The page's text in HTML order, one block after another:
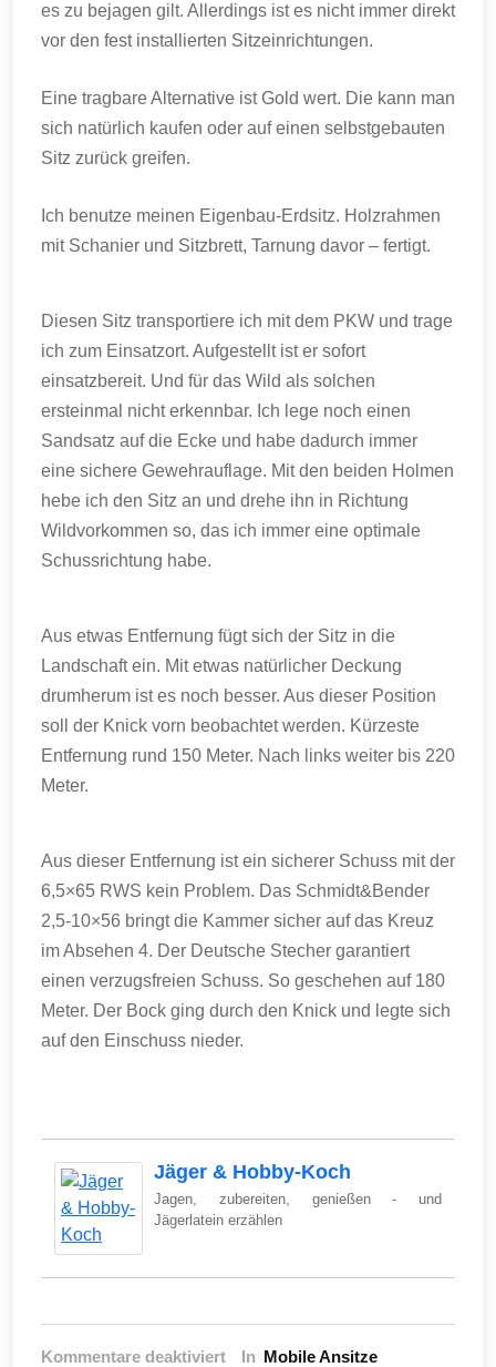
es zu bejagen gilt. Allerdings ist es nicht immer direkt
vor den fest installierten Sitzeinrichtungen.
Eine tragbare Alternative ist Gold wert. Die kann man
sich natürlich kaufen oder auf einen selbstgebauten
Sitz zurück greifen.
Ich benutze meinen Eigenbau-Erdsitz. Holzrahmen
mit Schanier und Sitzbrett, Tarnung davor – fertigt.
Diesen Sitz transportiere ich mit dem PKW und trage
ich zum Einsatzort. Aufgestellt ist er sofort
einsatzbereit. Und für das Wild als solchen
ersteinmal nicht erkennbar. Ich lege noch einen
Sandsatz auf die Ecke und habe dadurch immer
eine sichere Gewehrauflage. Mit den beiden Holmen
hebe ich den Sitz an und drehe ihn in Richtung
Wildvorkommen so, das ich immer eine optimale
Schussrichtung habe.
Aus etwas Entfernung fügt sich der Sitz in die
Landschaft ein. Mit etwas natürlicher Deckung
drumherum ist es noch besser. Aus dieser Position
soll der Knick vorn beobachtet werden. Kürzeste
Entfernung rund 150 Meter. Nach links weiter bis 220
Meter.
Aus dieser Entfernung ist ein sicherer Schuss mit der
6,5×65 RWS kein Problem. Das Schmidt&Bender
2,5-10×56 bringt die Kammer sicher auf das Kreuz
im Absehen 4. Der Deutsche Stecher garantiert
einen verzugsfreien Schuss. So geschehen auf 180
Meter. Der Bock ging durch den Knick und legte sich
auf den Einschuss nieder.
Jäger & Hobby-Koch
Jagen, zubereiten, genießen - und
Jägerlatein erzählen
Kommentare deaktiviertfürIn Mobile Ansitze